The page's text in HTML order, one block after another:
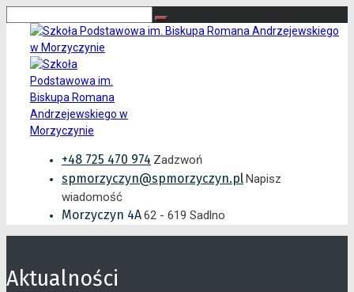
+48 725 470 974 Zadzwoń
spmorzyczyn@spmorzyczyn.plNapisz
wiadomość
Morzyczyn 4A62 - 619 Sadlno
Aktualności